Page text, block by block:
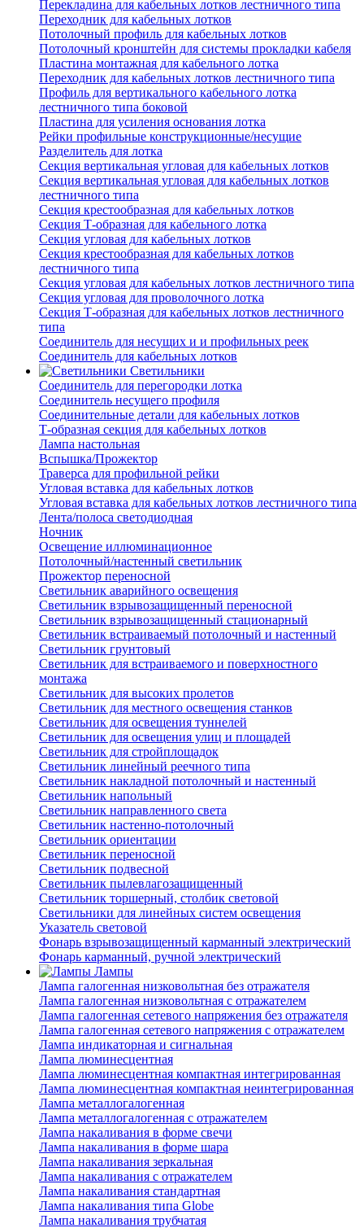
Перекладина для кабельных лотков лестничного типа
Переходник для кабельных лотков
Потолочный профиль для кабельных лотков
Потолочный кронштейн для системы прокладки кабеля
Пластина монтажная для кабельного лотка
Переходник для кабельных лотков лестничного типа
Профиль для вертикального кабельного лотка
лестничного типа боковой
Пластина для усиления основания лотка
Рейки профильные конструкционные/несущие
Разделитель для лотка
Секция вертикальная угловая для кабельных лотков
Секция вертикальная угловая для кабельных лотков
лестничного типа
Секция крестообразная для кабельных лотков
Секция Т-образная для кабельного лотка
Секция угловая для кабельных лотков
Секция крестообразная для кабельных лотков
лестничного типа
Секция угловая для кабельных лотков лестничного типа
Секция угловая для проволочного лотка
Секция Т-образная для кабельных лотков лестничного
типа
Соединитель для несущих и и профильных реек
Соединитель для кабельных лотков
Светильники
Соединитель для перегородки лотка
Соединитель несущего профиля
Соединительные детали для кабельных лотков
Т-образная секция для кабельных лотков
Лампа настольная
Вспышка/Прожектор
Траверса для профильной рейки
Угловая вставка для кабельных лотков
Угловая вставка для кабельных лотков лестничного типа
Лента/полоса светодиодная
Ночник
Освещение иллюминационное
Потолочный/настенный светильник
Прожектор переносной
Светильник аварийного освещения
Светильник взрывозащищенный переносной
Светильник взрывозащищенный стационарный
Светильник встраиваемый потолочный и настенный
Светильник грунтовый
Светильник для встраиваемого и поверхностного
монтажа
Светильник для высоких пролетов
Светильник для местного освещения станков
Светильник для освещения туннелей
Светильник для освещения улиц и площадей
Светильник для стройплощадок
Светильник линейный реечного типа
Светильник накладной потолочный и настенный
Светильник напольный
Светильник направленного света
Светильник настенно-потолочный
Светильник ориентации
Светильник переносной
Светильник подвесной
Светильник пылевлагозащищенный
Светильник торшерный, столбик световой
Светильники для линейных систем освещения
Указатель световой
Фонарь взрывозащищенный карманный электрический
Фонарь карманный, ручной электрический
Лампы
Лампа галогенная низковольтная без отражателя
Лампа галогенная низковольтная с отражателем
Лампа галогенная сетевого напряжения без отражателя
Лампа галогенная сетевого напряжения с отражателем
Лампа индикаторная и сигнальная
Лампа люминесцентная
Лампа люминесцентная компактная интегрированная
Лампа люминесцентная компактная неинтегрированная
Лампа металлогалогенная
Лампа металлогалогенная с отражателем
Лампа накаливания в форме свечи
Лампа накаливания в форме шара
Лампа накаливания зеркальная
Лампа накаливания с отражателем
Лампа накаливания стандартная
Лампа накаливания типа Globe
Лампа накаливания трубчатая